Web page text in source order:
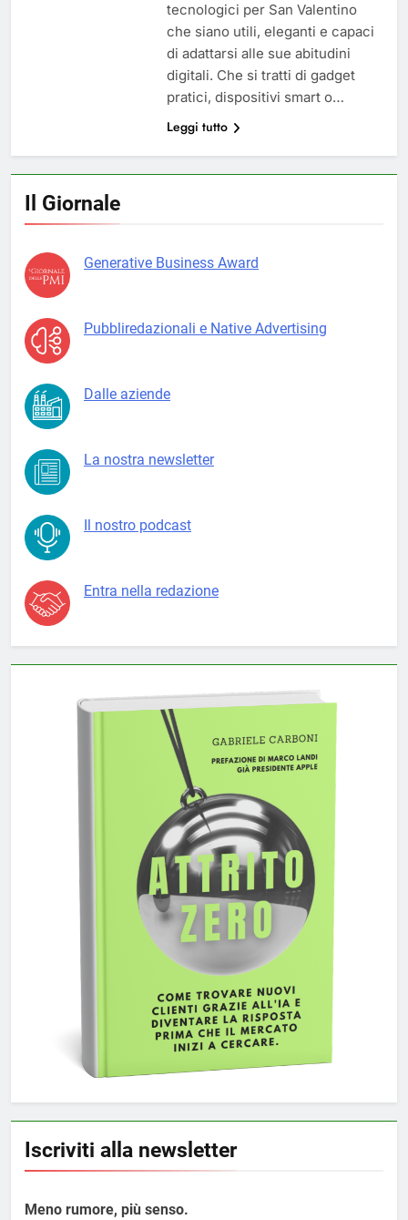
tecnologici per San Valentino
che siano utili, eleganti e capaci
di adattarsi alle sue abitudini
digitali. Che si tratti di gadget
pratici, dispositivi smart o…
Leggi tutto
Il Giornale
Generative Business Award
Pubbliredazionali e Native Advertising
Dalle aziende
La nostra newsletter
Il nostro podcast
Entra nella redazione
Iscriviti alla newsletter
Meno rumore, più senso.